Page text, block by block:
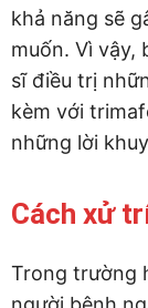
khả năng sẽ
muốn. Vì vậy,
sĩ điều trị
kèm với
những lời
Cách xử
Trong trường